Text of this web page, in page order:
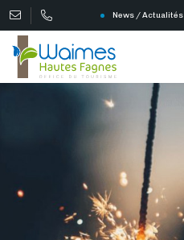
News / Actualités